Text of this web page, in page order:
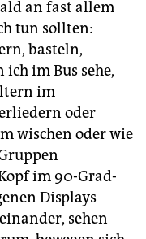
an fast allem
tun sollten:
basteln,
im Bus sehe,
im
oder
wischen oder wie
im 90-Grad-
Displays
sehen